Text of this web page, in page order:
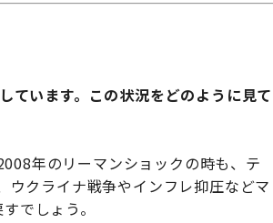
います。この状況をどのように見て
年のリーマンショックの時も、テ
ウクライナ戦争やインフレ抑圧などマ
でしょう。